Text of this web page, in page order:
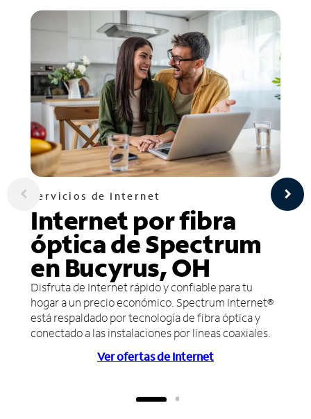
Servicios de Internet
Internet por fibra
óptica de Spectrum
en Bucyrus, OH
Disfruta de Internet rápido y confiable para tu
hogar a un precio económico. Spectrum Internet®
está respaldado por tecnología de fibra óptica y
conectado a las instalaciones por líneas coaxiales.
Ver ofertas de Internet